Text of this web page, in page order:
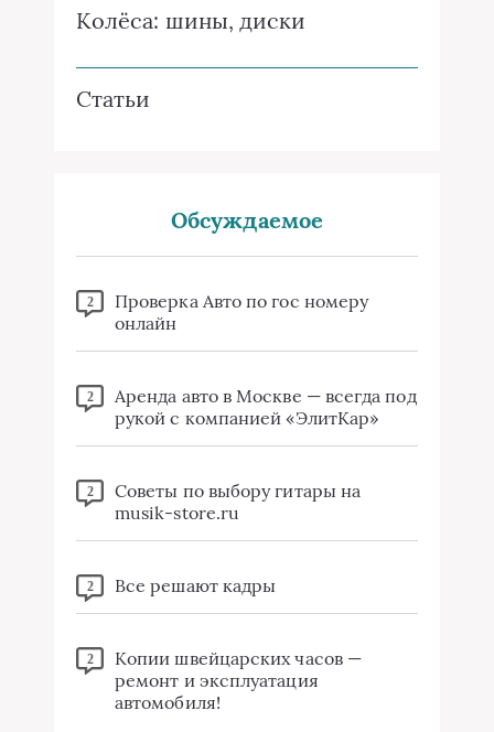
Колёса: шины, диски
Статьи
Обсуждаемое
2
Проверка Авто по гос номеру
онлайн
2
Аренда авто в Москве — всегда под
рукой с компанией «ЭлитКар»
2
Советы по выбору гитары на
musik-store.ru
2 Все решают кадры
2
Копии швейцарских часов —
ремонт и эксплуатация
автомобиля!